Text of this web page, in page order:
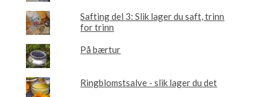
Safting del 3: Slik lager du saft, trinn
for trinn
På bærtur
Ringblomstsalve - slik lager du det